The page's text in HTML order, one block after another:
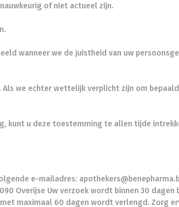
of niet actueel zijn.
wanneer we de juistheid van uw
we echter wettelijk verplicht zijn om
kunt u deze toestemming te allen tijde
e-mailadres:
Overijse Uw verzoek wordt binnen 30 dagen
maximaal 60 dagen wordt verlengd. Zorg